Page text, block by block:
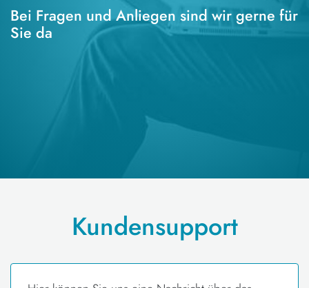
Bei Fragen und Anliegen sind wir gerne für
Sie da
Kundensupport